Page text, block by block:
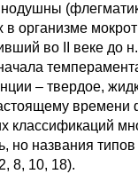
в организме
во II веке до
– твердое,
времени
классификаций
но названия
8, 10, 18).